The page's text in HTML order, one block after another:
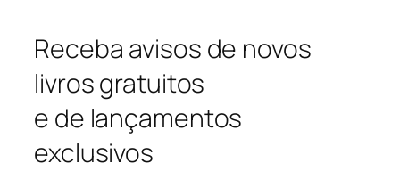
Receba avisos de novos
livros gratuitos
e de lançamentos
exclusivos